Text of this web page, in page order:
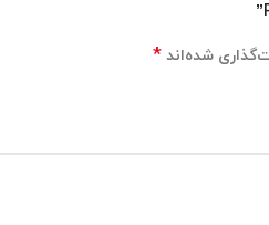
شده‌اند *